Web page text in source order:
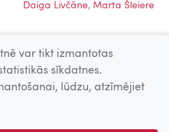
Daiga Livčāne, Marta Šleiere
Uz augšu
Kultūras informācijas sistēmu
var tikt izmantotas
sīkdatnes.
lūdzu, atzīmējiet